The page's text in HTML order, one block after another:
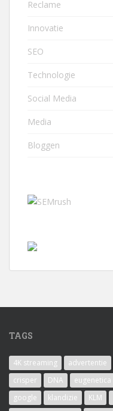
Reclame
Innovatie
SEO
Technologie
Social Media
Media
Bloggen
TAGS
4K streaming advertentie
crisper
DNA eugenetica
google
klandizie KLM